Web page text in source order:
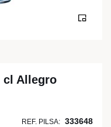
cl Allegro
REF. PILSA: 333648